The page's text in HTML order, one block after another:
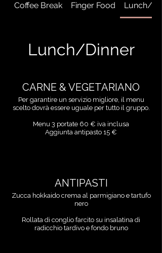
Coffee Break Finger Food Lunch/
Lunch/Dinner
CARNE & VEGETARIANO
Per garantire un servizio migliore, il menu
scelto dovrà essere uguale per tutto il gruppo.
Menu 3 portate 60 € iva inclusa
Aggiunta antipasto 15 €
ANTIPASTI
Zucca hokkaido crema al parmigiano e tartufo
nero
Rollata di conglio farcito su insalatina di
radicchio tardivo e fondo bruno